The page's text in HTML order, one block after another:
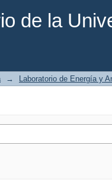
de la
→ Laboratorio de Energía y